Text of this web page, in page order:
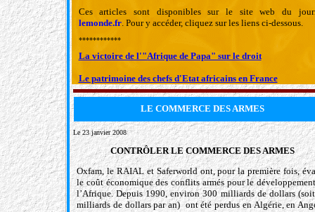
Ces articles sont disponibles sur le site web du
lemonde.fr. Pour y accéder, cliquez sur les liens ci-dessous.
************
La victoire de l'"Afrique de Papa" sur le droit
Le patrimoine des chefs d'Etat africains en France
LE COMMERCE DES ARMES
Le 23 janvier 2008
CONTRÔLER LE COMMERCE DES ARMES
Oxfam, le RAIAL et Saferworld ont, pour la première fois,
le coût économique des conflits armés pour le
l’Afrique. Depuis 1990, environ 300 milliards de dollars
milliards de dollars par an) ont été perdus en Algérie, en